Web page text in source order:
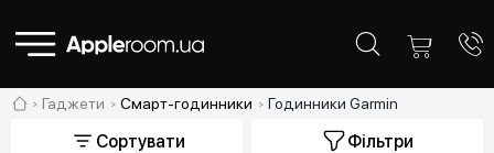
Гаджети Смарт-годинники Годинники Garmin
Сортувати Фільтри